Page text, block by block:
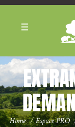
Home /Espace PRO
Panneau de gestion